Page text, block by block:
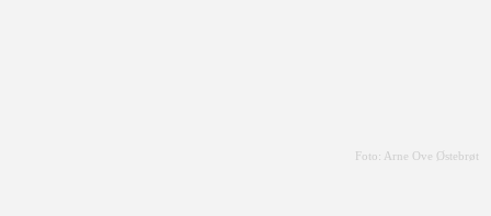
Foto: Arne Ove Østebrøt